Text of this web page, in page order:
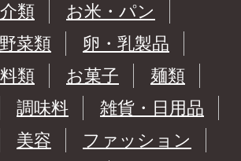
類
お米・パン
野菜類
卵・乳製品
類 お菓子
麺類
調味料
雑貨・日用品
美容
ファッション